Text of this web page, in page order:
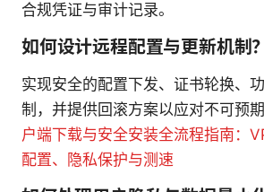
合规凭证与审计记录。
如何设计远程配置与更新机制？
实现安全的配置下发、证书轮换、
制，并提供回滚方案以应对不可预
户端下载与安全安装全流程指南：
配置、隐私保护与测速